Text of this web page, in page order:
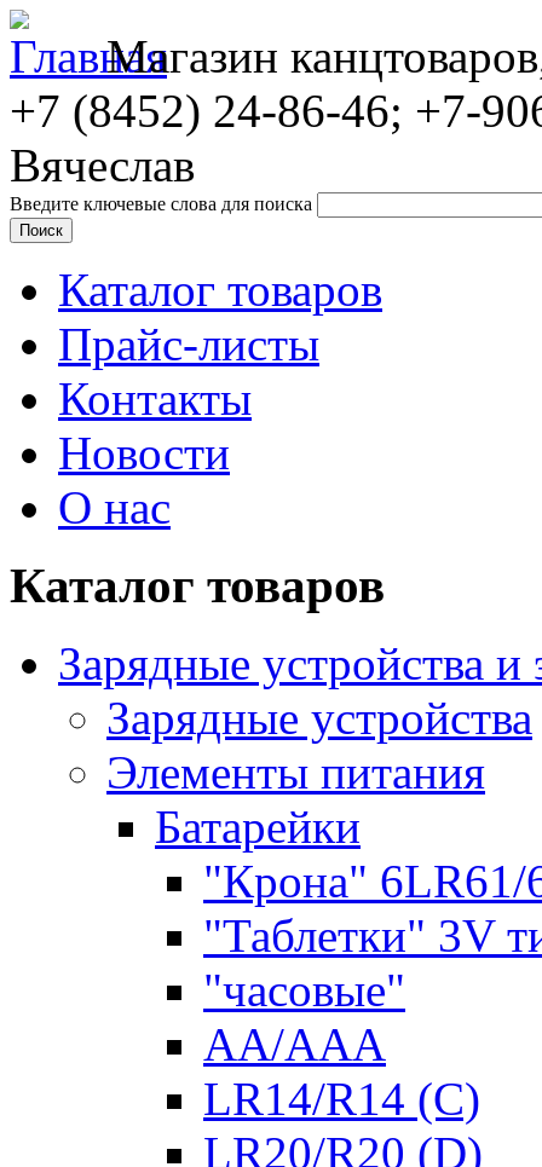
Магазин
+7 (8452) 24-86-46; +7-
Вячеслав
Введите ключевые слова для поиска
Каталог товаров
Прайс-листы
Контакты
Новости
О нас
Каталог товаров
Зарядные устройства
Зарядные устройства
Элементы питания
Батарейки
"Крона" 6LR61/
"Таблетки" 3V
"часовые"
AA/AAA
LR14/R14 (C)
LR20/R20 (D)